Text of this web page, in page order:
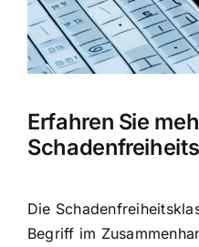
Erfahren Sie
Die
Begriff im